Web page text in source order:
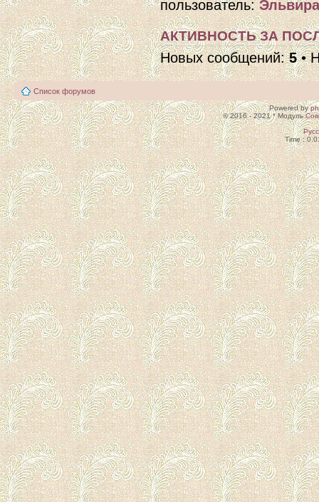
пользователь:
АКТИВНОСТЬ ЗА
Новых сообщений:5•
Список форумов
Powered by
© 2016 - 2021 * Модуль
Time :